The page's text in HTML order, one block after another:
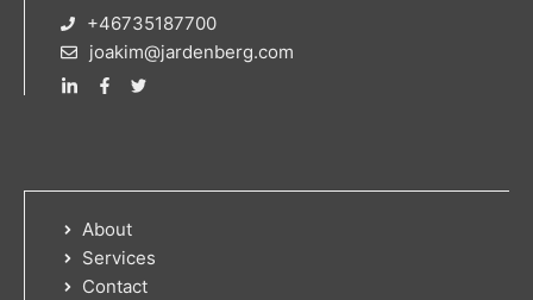
+46735187700
joakim@jardenberg.com
About
Services
Contact